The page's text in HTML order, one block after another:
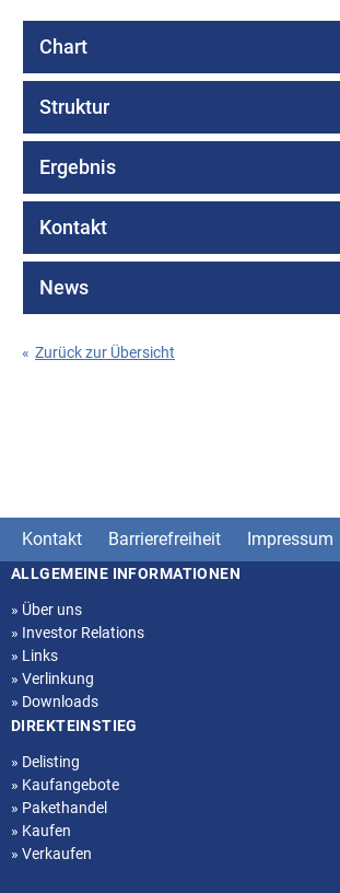
Chart
Struktur
Ergebnis
Kontakt
News
« Zurück zur Übersicht
Kontakt Barrierefreiheit Impressum
Seitenstruktur
ALLGEMEINE INFORMATIONEN
» Über uns
» Investor Relations
» Links
» Verlinkung
» Downloads
DIREKTEINSTIEG
» Delisting
» Kaufangebote
» Pakethandel
» Kaufen
» Verkaufen